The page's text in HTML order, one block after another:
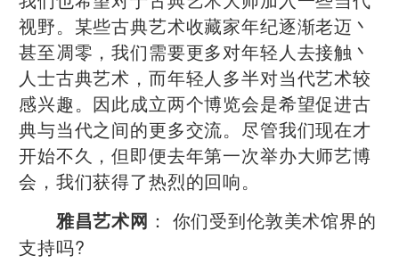
视野。某些古典艺术收藏家年纪逐渐老迈丶
甚至凋零，我们需要更多对年轻人去接触丶
人士古典艺术，而年轻人多半对当代艺术较
感兴趣。因此成立两个博览会是希望促进古
典与当代之间的更多交流。尽管我们现在才
开始不久，但即便去年第一次举办大师艺博
会，我们获得了热烈的回响。
雅昌艺术网 ： 你们受到伦敦美术馆界的
支持吗?